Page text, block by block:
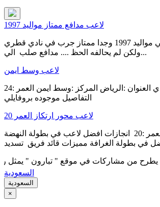
لاعب مدافع ممتاز مواليد 1997
عندي لاعب سوداني مواليد 1997 وجدا ممتاز جرب في نادي قطري
ولكن لم يحالفه الحظ .... مدافع صلب الي...
لاعب وسط ايمن
لاعب سعودي العنوان :الرياض المركز :وسط ايمن العمر :24
لاعب محور ارتكاز العمر 20
محور ارتكاز العمر :20 انجازات افضل لاعب في بطولة النهضة
من مشاركات في موقع " تبارون " يمثل رأي
السعودية
السعودية
×